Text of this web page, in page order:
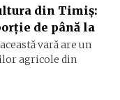
din Timiș:
de până la
vară are un
agricole din